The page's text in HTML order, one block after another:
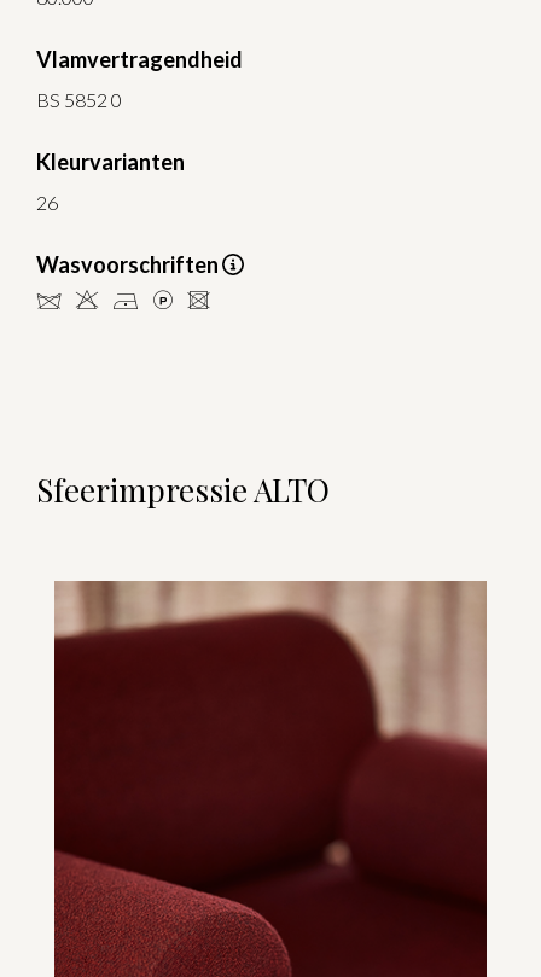
Vlamvertragendheid
BS 5852 0
Kleurvarianten
26
Wasvoorschriften
dHDLU
Sfeerimpressie ALTO